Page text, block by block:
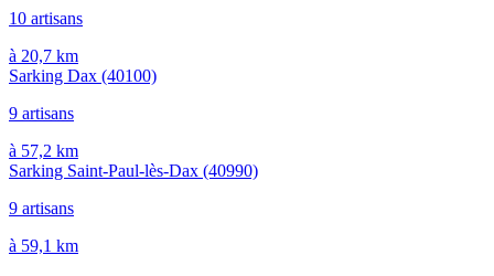
10 artisans
à 20,7 km
Sarking Dax (40100)
9 artisans
à 57,2 km
Sarking Saint-Paul-lès-Dax (40990)
9 artisans
à 59,1 km